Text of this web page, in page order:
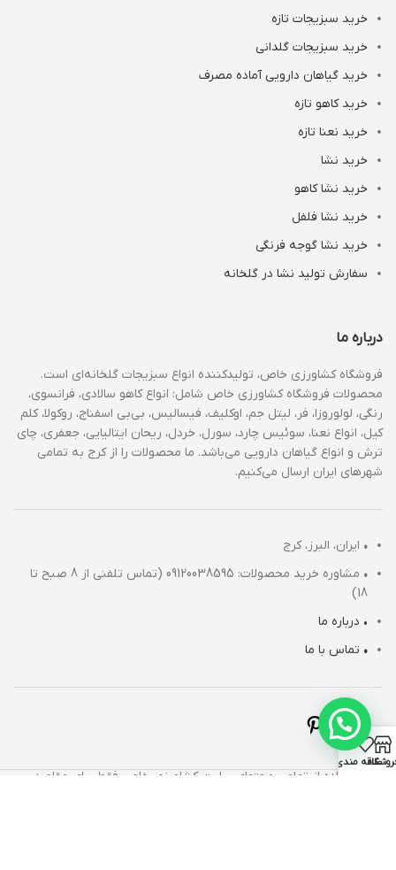
خرید سبزیجات تازه
خرید سبزیجات گلدانی
خرید گیاهان دارویی آماده مصرف
خرید کاهو تازه
خرید نعنا تازه
خرید نشا
خرید نشا کاهو
خرید نشا فلفل
خرید نشا گوجه فرنگی
سفارش تولید نشا در گلخانه
درباره ما
فروشگاه کشاورزی خاص، تولیدکننده انواع سبزیجات گلخانه‌ای است.
محصولات فروشگاه کشاورزی خاص شامل: انواع کاهو سالادی، فرانسوی،
رنگی، لولوروزا، فر، لیتل جم، اوکلیف، فیسالیس، بی‌بی اسفناج، روکولا، کلم
کیل، انواع نعنا، سوئیس چارد، سورل، خردل، ریحان ایتالیایی، جعفری، چای
ترش و انواع گیاهان دارویی می‌باشد. ما محصولات را از کرج به تمامی
شهرهای ایران ارسال می‌کنیم.
• ایران، البرز، کرج
•
مشاوره خرید محصولات: 09120038595 (تماس تلفنی از 8 صبح تا
18)
• درباره ما
• تماس با ما
استفاده از تمامی محتوای سایت کشاورزی خاص فقط برای مقاصد
علاقه مندی